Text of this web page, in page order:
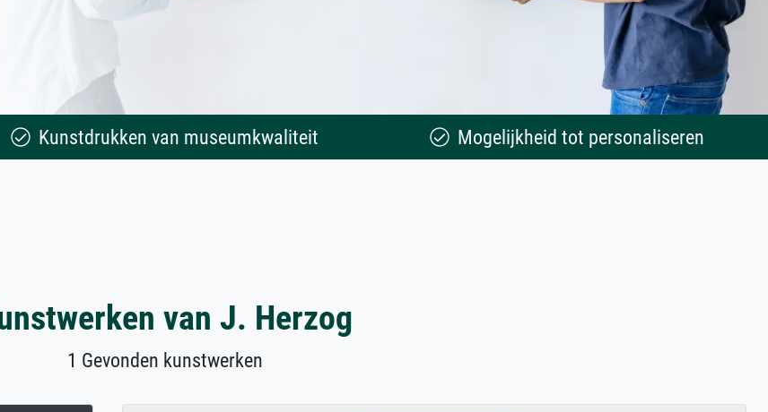
Kunstdrukken van museumkwaliteit Mogelijkheid tot personaliseren
van J. Herzog
1 Gevonden kunstwerken